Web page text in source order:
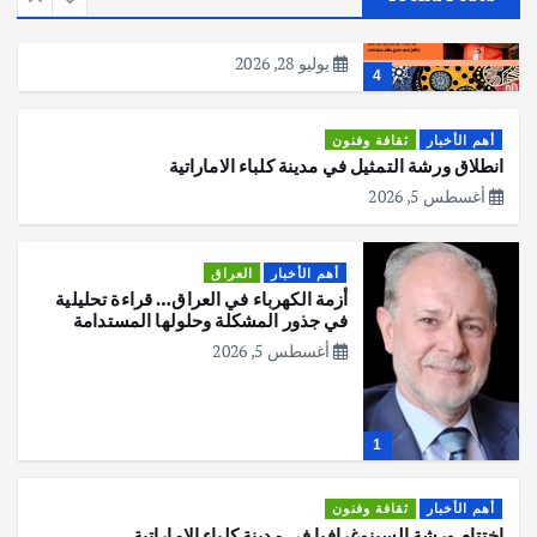
4
عملية التعداد السكاني في11 من الشهر
يوليو 28, 2026
أهم الأخبار ثقافة وفنون
انطلاق ورشة التمثيل في مدينة كلباء الاماراتية
أغسطس 5, 2026
1
أهم الأخبار العراق
أزمة الكهرباء في العراق… قراءة تحليلية
في جذور المشكلة وحلولها المستدامة
أغسطس 5, 2026
أهم الأخبار ثقافة وفنون